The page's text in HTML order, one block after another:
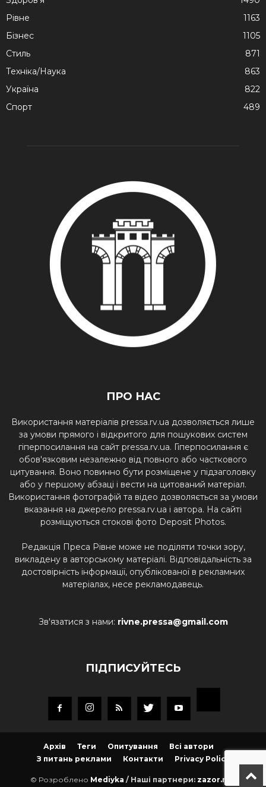
Рівне
1163
Бізнес
1105
Стиль
871
Техніка/Наука
863
Україна
822
Спорт
489
ПРО НАС
Використання матеріалів pressa.rv.ua дозволяється лише
за умови прямого і відкритого для пошукових систем
гіперпосилання на сайт pressa.rv.ua. Гіперпосилання є
обов'язковим незалежно від повного або часткового
цитування. Воно повинно бути розміщене у підзаголовку
або у першому абзаці і вести на цитований матеріал.
Використання фотографій та відео дозволяється за умови
вказання на джерело pressa.rv.ua і автора. На сайті
розміщуються стокові фото Deposit Photos.
Редакція Преса Рівне може не поділяти точки зору,
викладену в авторському матеріалі. Відповідальність за
достовірність інформації, опублікованої в рекламних
матеріалах, несе рекламодавець.
Зв'язатися з нами: rivne.pressa@gmail.com
ПІДПИСУЙТЕСЬ
Архів Теги Опитування
Всі автори
З питань реклами
Контакти Privacy Policy
© Розроблено Mediyka / Наші партнери: zazor.net